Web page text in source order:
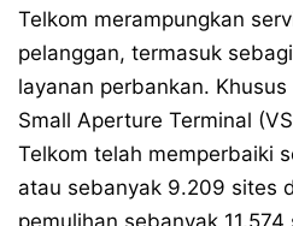
Telkom merampungkan
pelanggan, termasuk
layanan perbankan.
Small Aperture Terminal
Telkom telah memperbaiki
atau sebanyak 9.209 sites